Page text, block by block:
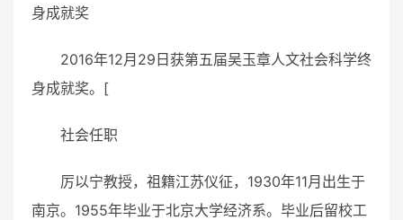
身成就奖
2016年12月29日获第五届吴玉章人文社会科学终
身成就奖。[
社会任职
厉以宁教授，祖籍江苏仪征，1930年11月出生于
南京。1955年毕业于北京大学经济系。毕业后留校工